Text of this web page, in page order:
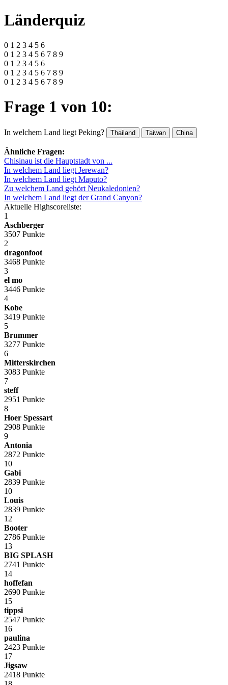
Länderquiz
0 1 2 3 4 5 6
0 1 2 3 4 5 6 7 8 9
0 1 2 3 4 5 6
0 1 2 3 4 5 6 7 8 9
0 1 2 3 4 5 6 7 8 9
Frage 1 von 10:
In welchem Land liegt Peking? Thailand Taiwan China
Ähnliche Fragen:
Chisinau ist die Hauptstadt von ...
In welchem Land liegt Jerewan?
In welchem Land liegt Maputo?
Zu welchem Land gehört Neukaledonien?
In welchem Land liegt der Grand Canyon?
Aktuelle Highscoreliste:
1
Aschberger
3507 Punkte
2
dragonfoot
3468 Punkte
3
el mo
3446 Punkte
4
Kobe
3419 Punkte
5
Brummer
3277 Punkte
6
Mitterskirchen
3083 Punkte
7
steff
2951 Punkte
8
Hoer Spessart
2908 Punkte
9
Antonia
2872 Punkte
10
Gabi
2839 Punkte
10
Louis
2839 Punkte
12
Booter
2786 Punkte
13
BIG SPLASH
2741 Punkte
14
hoffefan
2690 Punkte
15
tippsi
2547 Punkte
16
paulina
2423 Punkte
17
Jigsaw
2418 Punkte